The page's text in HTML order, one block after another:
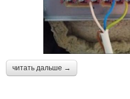
читать дальше →